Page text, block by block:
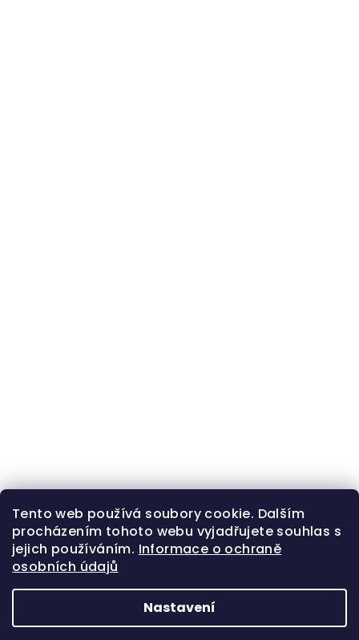
Tento web používá soubory cookie. Dalším
procházením tohoto webu vyjadřujete souhlas s
jejich používáním. Informace o ochraně
osobních údajů
Nastavení
Copyright 2026Zlatá beruška. Všechna práva